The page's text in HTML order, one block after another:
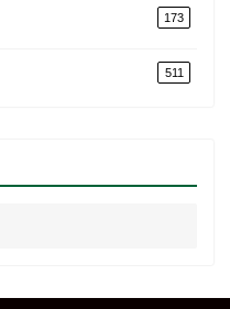
173
511